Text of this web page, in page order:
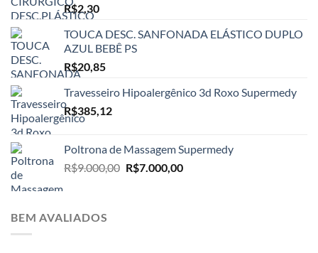
R$2,30
TOUCA DESC. SANFONADA ELÁSTICO DUPLO
AZUL BEBÊ PS
R$20,85
Travesseiro Hipoalergênico 3d Roxo Supermedy
R$385,12
Poltrona de Massagem Supermedy
R$9.000,00 O
R$7.000,00O
BEM AVALIADOS